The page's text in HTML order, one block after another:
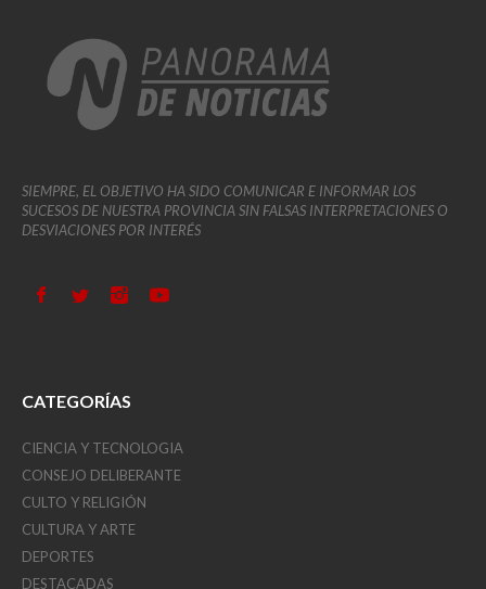
SIEMPRE, EL OBJETIVO HA SIDO COMUNICAR E INFORMAR LOS
SUCESOS DE NUESTRA PROVINCIA SIN FALSAS INTERPRETACIONES O
DESVIACIONES POR INTERÉS
CATEGORÍAS
CIENCIA Y TECNOLOGIA
CONSEJO DELIBERANTE
CULTO Y RELIGIÓN
CULTURA Y ARTE
DEPORTES
DESTACADAS